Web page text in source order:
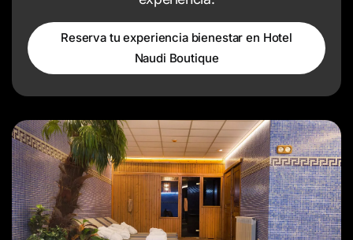
Reserva tu experiencia bienestar en Hotel
Naudi Boutique